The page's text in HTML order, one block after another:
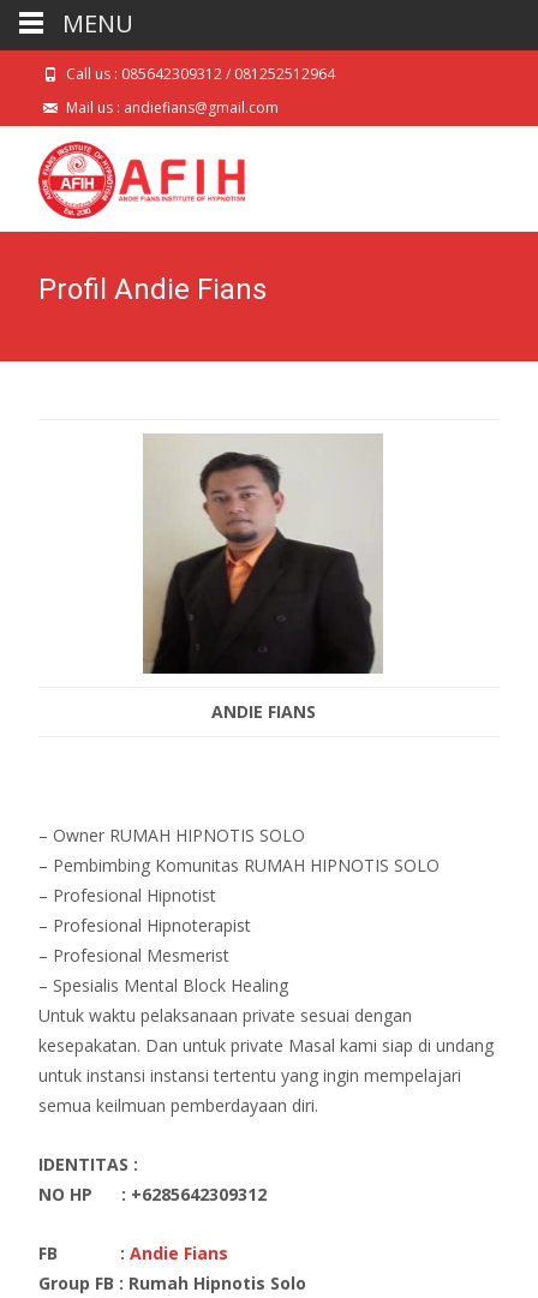
Call us : 085642309312 / 081252512964
Mail us : andiefians@gmail.com
Profil Andie Fians
ANDIE FIANS
– Owner RUMAH HIPNOTIS SOLO
– Pembimbing Komunitas RUMAH HIPNOTIS SOLO
– Profesional Hipnotist
– Profesional Hipnoterapist
– Profesional Mesmerist
– Spesialis Mental Block Healing
Untuk waktu pelaksanaan private sesuai dengan
kesepakatan. Dan untuk private Masal kami siap di undang
untuk instansi instansi tertentu yang ingin mempelajari
semua keilmuan pemberdayaan diri.
IDENTITAS :
NO HP : +6285642309312
FB : Andie Fians
Group FB : Rumah Hipnotis Solo
MENU